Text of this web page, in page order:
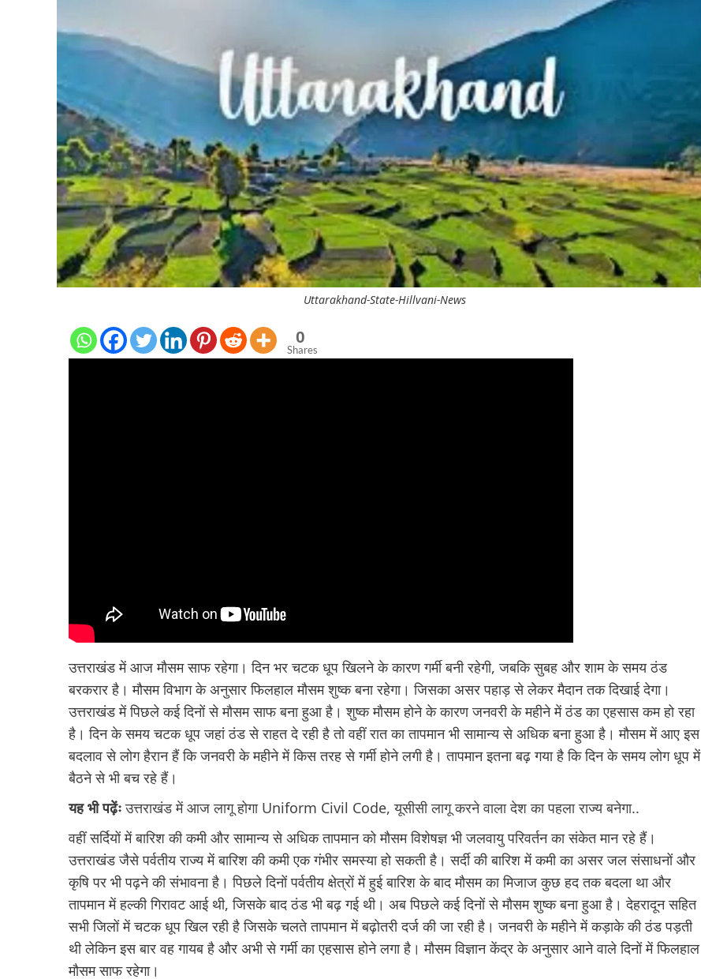
Uttarakhand-State-Hillvani-News
0
Shares
उत्तराखंड में आज मौसम साफ रहेगा। दिन भर चटक धूप खिलने के कारण गर्मी बनी रहेगी, जबकि सुबह और शाम के समय ठंड
बरकरार है। मौसम विभाग के अनुसार फिलहाल मौसम शुष्क बना रहेगा। जिसका असर पहाड़ से लेकर मैदान तक दिखाई देगा।
उत्तराखंड में पिछले कई दिनों से मौसम साफ बना हुआ है। शुष्क मौसम होने के कारण जनवरी के महीने में ठंड का एहसास कम हो रहा
है। दिन के समय चटक धूप जहां ठंड से राहत दे रही है तो वहीं रात का तापमान भी सामान्य से अधिक बना हुआ है। मौसम में आए इस
बदलाव से लोग हैरान हैं कि जनवरी के महीने में किस तरह से गर्मी होने लगी है। तापमान इतना बढ़ गया है कि दिन के समय लोग धूप में
बैठने से भी बच रहे हैं।
यह भी पढ़ेंःउत्तराखंड में आज लागू होगा Uniform Civil Code, यूसीसी लागू करने वाला देश का पहला राज्‍य बनेगा..
वहीं सर्दियों में बारिश की कमी और सामान्य से अधिक तापमान को मौसम विशेषज्ञ भी जलवायु परिवर्तन का संकेत मान रहे हैं।
उत्तराखंड जैसे पर्वतीय राज्य में बारिश की कमी एक गंभीर समस्या हो सकती है। सर्दी की बारिश में कमी का असर जल संसाधनों और
कृषि पर भी पढ़ने की संभावना है। पिछले दिनों पर्वतीय क्षेत्रों में हुई बारिश के बाद मौसम का मिजाज कुछ हद तक बदला था और
तापमान में हल्की गिरावट आई थी, जिसके बाद ठंड भी बढ़ गई थी। अब पिछले कई दिनों से मौसम शुष्क बना हुआ है। देहरादून सहित
सभी जिलों में चटक धूप खिल रही है जिसके चलते तापमान में बढ़ोतरी दर्ज की जा रही है। जनवरी के महीने में कड़ाके की ठंड पड़ती
थी लेकिन इस बार वह गायब है और अभी से गर्मी का एहसास होने लगा है। मौसम विज्ञान केंद्र के अनुसार आने वाले दिनों में फिलहाल
मौसम साफ रहेगा।